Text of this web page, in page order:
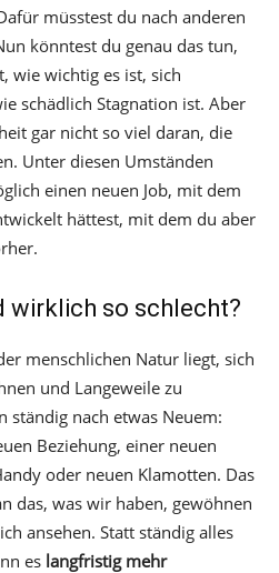
müsstest du nach anderen
könntest du genau das tun,
wie wichtig es ist, sich
schädlich Stagnation ist. Aber
gar nicht so viel daran, die
Unter diesen Umständen
einen neuen Job, mit dem
hättest, mit dem du aber
wirklich so schlecht?
menschlichen Natur liegt, sich
und Langeweile zu
nach etwas Neuem:
Beziehung, einer neuen
oder neuen Klamotten. Das
das, was wir haben, gewöhnen
ansehen. Statt ständig alles
es langfristig mehr